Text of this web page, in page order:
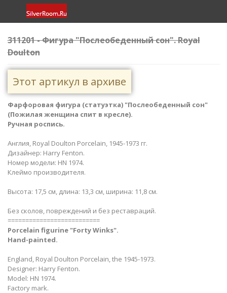
311201 - Фигура "Послеобеденный сон​". Royal
Doulton
Этот артикул в архиве
Фарфоровая фигура (статуэтка) "Послеобеденный сон​"
(Пожилая женщина спит в кресле).
Ручная роспись.
Англия, Royal Doulton Porcelain, 1945-1973 гг.
Дизайнер: Harry Fenton.
Номер модели: HN 1974.
Клеймо производителя.
Высота: 17,5 см, длина: 13,3 см, ширина: 11,8 см.
Без сколов, повреждений и без реставраций.
==========================
Porcelain figurine "Forty Winks"​.
Hand-painted.
England, Royal Doulton Porcelain, the 1945-1973.
Designer: Harry Fenton.
Model: HN 1974.
Factory mark.